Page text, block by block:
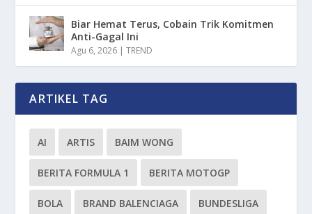
Biar Hemat Terus, Cobain Trik Komitmen
Anti-Gagal Ini
Agu 6, 2026 |TREND
ARTIKEL TAG
AI ARTIS BAIM WONG
BERITA FORMULA 1 BERITA MOTOGP
BOLA BRAND BALENCIAGA BUNDESLIGA